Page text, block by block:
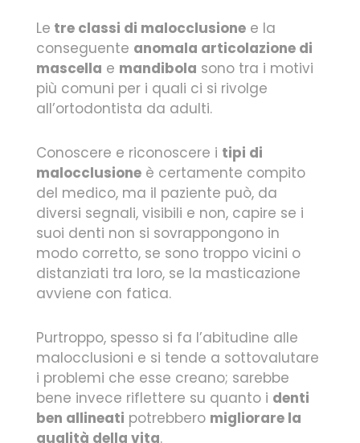
Le tre classi di malocclusione e la
conseguente anomala articolazione di
mascella e mandibola sono tra i motivi
più comuni per i quali ci si rivolge
all’ortodontista da adulti.
Conoscere e riconoscere i tipi di
malocclusione è certamente compito
del medico, ma il paziente può, da
diversi segnali, visibili e non, capire se i
suoi denti non si sovrappongono in
modo corretto, se sono troppo vicini o
distanziati tra loro, se la masticazione
avviene con fatica.
Purtroppo, spesso si fa l’abitudine alle
malocclusioni e si tende a sottovalutare
i problemi che esse creano; sarebbe
bene invece riflettere su quanto i denti
ben allineati potrebbero migliorare la
qualità della vita.